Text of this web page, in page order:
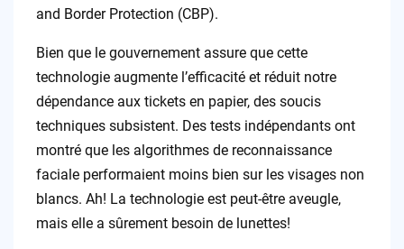
and Border Protection (CBP).
Bien que le gouvernement assure que cette
technologie augmente l’efficacité et réduit notre
dépendance aux tickets en papier, des soucis
techniques subsistent. Des tests indépendants ont
montré que les algorithmes de reconnaissance
faciale performaient moins bien sur les visages non
blancs. Ah! La technologie est peut-être aveugle,
mais elle a sûrement besoin de lunettes!